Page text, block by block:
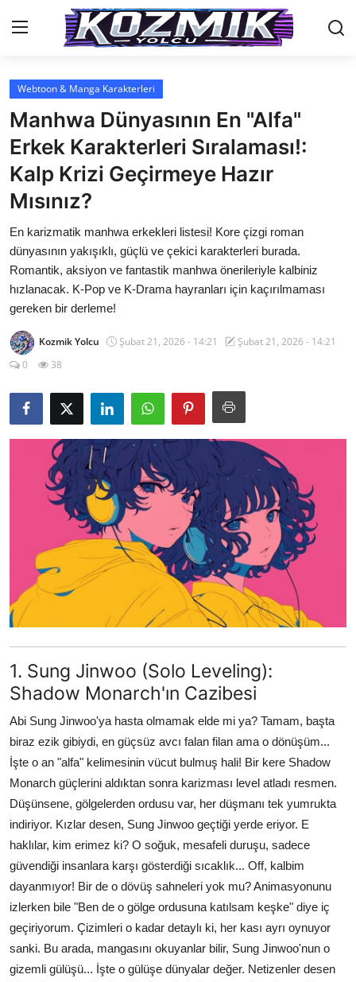
Anasayfa
Genel
İletişim
Anime Önerileri
Kore Dünyası
Anime Karakterleri
Anime
Dizi & Film
Webtoon & Manga Karakterleri
Manhwa Dünyasının En "Alfa"
Erkek Karakterleri Sıralaması!:
Kalp Krizi Geçirmeye Hazır
Mısınız?
En karizmatik manhwa erkekleri listesi! Kore çizgi roman
dünyasının yakışıklı, güçlü ve çekici karakterleri burada.
Romantik, aksiyon ve fantastik manhwa önerileriyle kalbiniz
hızlanacak. K-Pop ve K-Drama hayranları için kaçırılmaması
gereken bir derleme!
Kozmik Yolcu Şubat 21, 2026 - 14:21
Şubat 21, 2026 - 14:21
0
38
1. Sung Jinwoo (Solo Leveling):
Shadow Monarch'ın Cazibesi
Abi Sung Jinwoo'ya hasta olmamak elde mi ya? Tamam, başta
biraz ezik gibiydi, en güçsüz avcı falan filan ama o dönüşüm...
İşte o an "alfa" kelimesinin vücut bulmuş hali! Bir kere Shadow
Monarch güçlerini aldıktan sonra karizması level atladı resmen.
Düşünsene, gölgelerden ordusu var, her düşmanı tek yumrukta
indiriyor. Kızlar desen, Sung Jinwoo geçtiği yerde eriyor. E
haklılar, kim erimez ki? O soğuk, mesafeli duruşu, sadece
güvendiği insanlara karşı gösterdiği sıcaklık... Off, kalbim
dayanmıyor! Bir de o dövüş sahneleri yok mu? Animasyonunu
izlerken bile "Ben de o gölge ordusuna katılsam keşke" diye iç
geçiriyorum. Çizimleri o kadar detaylı ki, her kası ayrı oynuyor
sanki. Bu arada, mangasını okuyanlar bilir, Sung Jinwoo'nun o
gizemli gülüşü... İşte o gülüşe dünyalar değer. Netizenler desen